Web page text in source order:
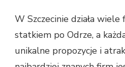
W Szczecinie działa
statkiem po Odrze, a
unikalne propozycje i